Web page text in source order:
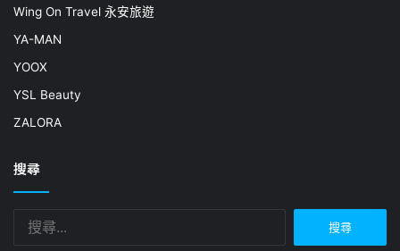
Wing On Travel 永安旅遊
YA-MAN
YOOX
YSL Beauty
ZALORA
搜尋